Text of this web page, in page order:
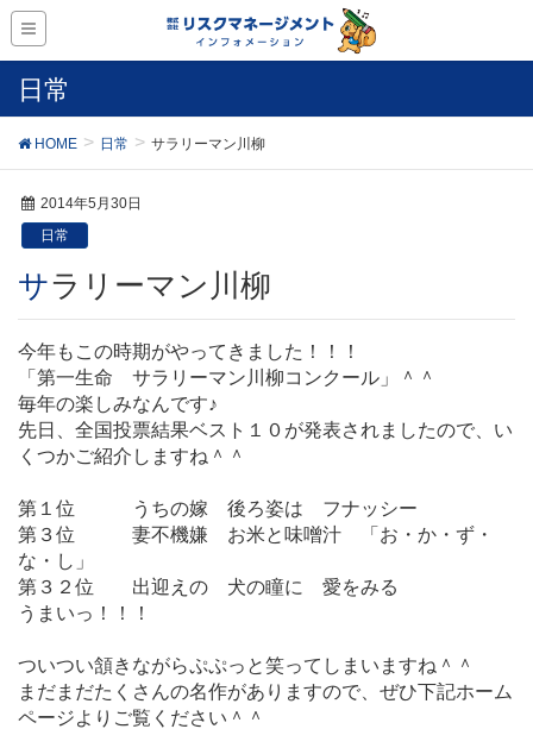
日常
HOME 日常 サラリーマン川柳
2014年5月30日
日常
サラリーマン川柳
今年もこの時期がやってきました！！！
「第一生命 サラリーマン川柳コンクール」＾＾
毎年の楽しみなんです♪
先日、全国投票結果ベスト１０が発表されましたので、い
くつかご紹介しますね＾＾
第１位 うちの嫁 後ろ姿は フナッシー
第３位 妻不機嫌 お米と味噌汁 「お・か・ず・
な・し」
第３２位
出迎えの 犬の瞳に 愛をみる
うまいっ！！！
ついつい頷きながらぷぷっと笑ってしまいますね＾＾
まだまだたくさんの名作がありますので、ぜひ下記ホーム
ページよりご覧ください＾＾